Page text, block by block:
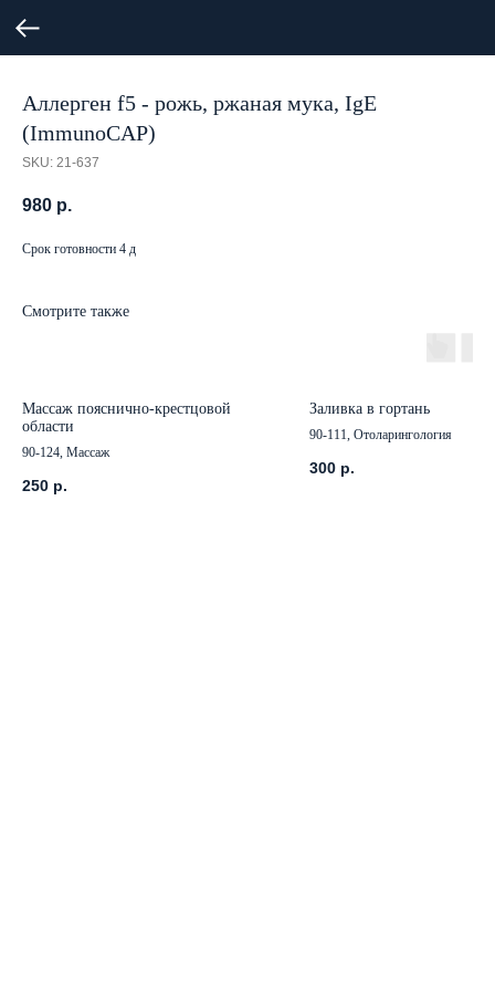
Аллерген f5 - рожь, ржаная мука, IgE
(ImmunoCAP)
SKU: 21-637
980 р.
Срок готовности 4 д
Смотрите также
Массаж пояснично-крестцовой
области
90-124, Массаж
250 р.
Заливка в гортань
90-111, Отоларингология
300 р.